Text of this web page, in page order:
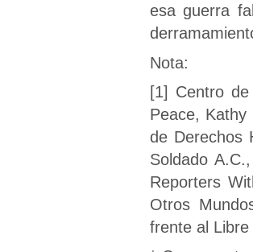
esa guerra
Nota:
[1] Centro
Peace,
de Derechos
Soldado
Reporters
Otros
frente al